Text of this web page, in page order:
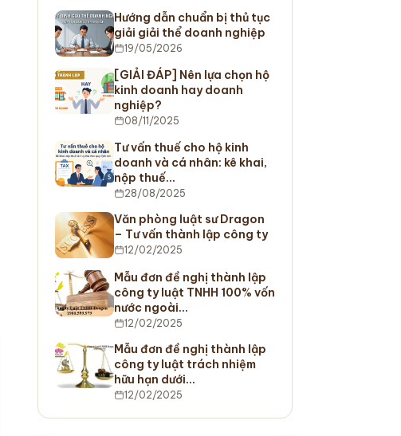
Hướng dẫn chuẩn bị thủ tục
giải giải thể doanh nghiệp
19/05/2026
[GIẢI ĐÁP] Nên lựa chọn hộ
kinh doanh hay doanh
nghiệp?
08/11/2025
Tư vấn thuế cho hộ kinh
doanh và cá nhân: kê khai,
nộp thuế…
28/08/2025
Văn phòng luật sư Dragon
– Tư vấn thành lập công ty
12/02/2025
Mẫu đơn đề nghị thành lập
công ty luật TNHH 100% vốn
nước ngoài…
12/02/2025
Mẫu đơn đề nghị thành lập
công ty luật trách nhiệm
hữu hạn dưới…
12/02/2025